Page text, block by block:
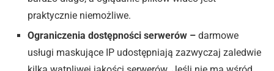
praktycznie niemożliwe.
Ograniczenia dostępności serwerów – darmowe
usługi maskujące IP udostępniają zazwyczaj zaledwie